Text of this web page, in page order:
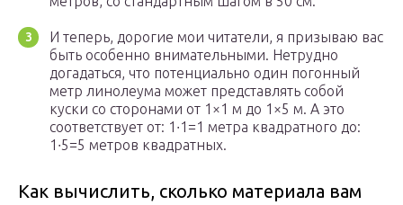
И теперь, дорогие мои читатели, я призываю вас
быть особенно внимательными. Нетрудно
догадаться, что потенциально один погонный
метр линолеума может представлять собой
куски со сторонами от 1×1 м до 1×5 м. А это
соответствует от: 1∙1=1 метра квадратного до:
1∙5=5 метров квадратных.
Как вычислить, сколько материала вам